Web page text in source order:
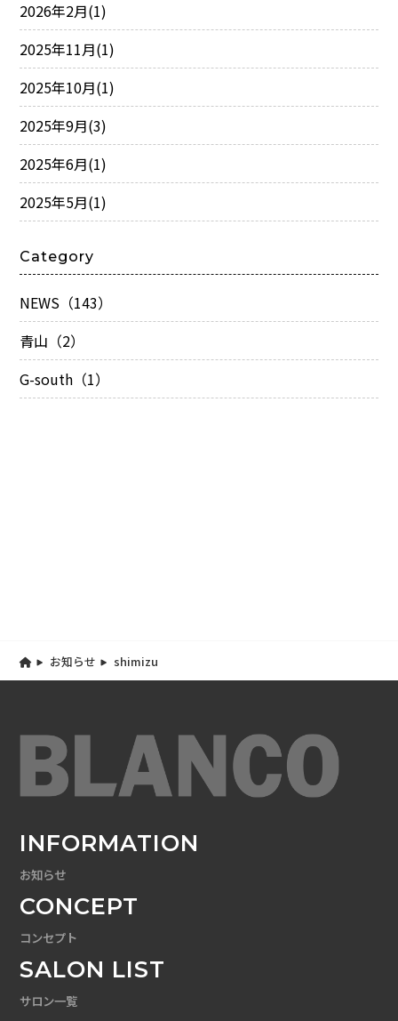
2026年2月(1)
2025年11月(1)
2025年10月(1)
2025年9月(3)
2025年6月(1)
2025年5月(1)
Category
NEWS（143）
青山（2）
G-south（1）
お知らせ shimizu
INFORMATION
お知らせ
CONCEPT
コンセプト
SALON LIST
サロン一覧